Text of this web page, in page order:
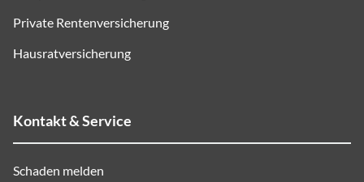
Private Rentenversicherung
Hausratversicherung
Kontakt & Service
Schaden melden